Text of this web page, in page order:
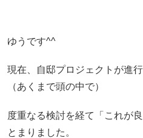
ゆうです^^
現在、自邸プロジェクトが進
（あくまで頭の中で）
度重なる検討を経て「これが
とまりました。